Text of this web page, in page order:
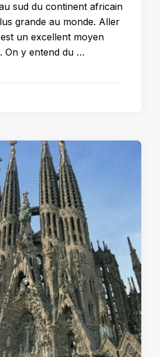
sud du continent africain
grande au monde. Aller
un excellent moyen
On y entend du …